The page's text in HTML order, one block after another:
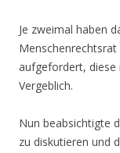
Je zweimal haben
aufgefordert, diese
Vergeblich.
Nun beabsichtigte
zu diskutieren und